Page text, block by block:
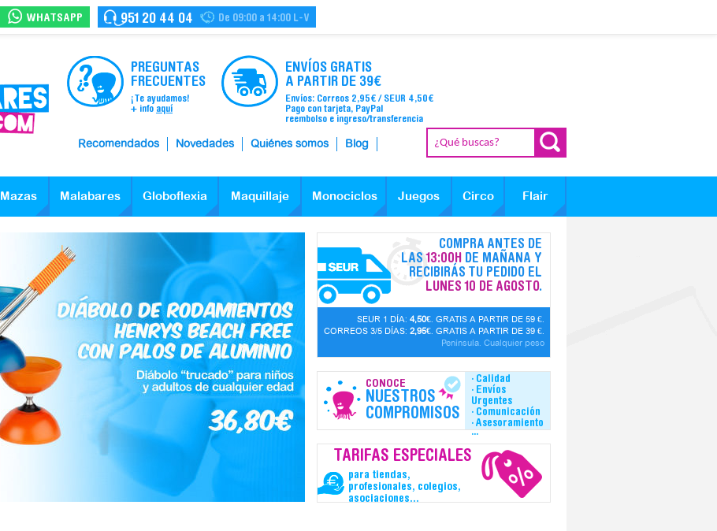
WHATSAPP 951 20 44 04 De 09:00 a 14:00 L-V
PREGUNTAS
FRECUENTES
¡Te ayudamos!
+ info aquí
ENVÍOS GRATIS
A PARTIR DE 39€
Envíos: Correos 2,95€ / SEUR 4,50€
Pago con tarjeta, PayPal
reembolso e ingreso/transferencia
Recomendados Novedades Quiénes somos Blog
Mazas Malabares Globoflexia Maquillaje Monociclos Juegos Circo Flair
COMPRA ANTES DE
LAS13:00H DE MAÑANA Y
RECIBIRÁS TU PEDIDO EL
LUNES 10 DE AGOSTO.
SEUR 1 DÍA: 4,50€ . GRATIS A PARTIR DE 59 €.
CORREOS 3/5 DÍAS: 2,95€ . GRATIS A PARTIR DE 39 €.
Península. Cualquier peso
CONOCE
NUESTROS
COMPROMISOS
· Calidad
· Envíos
Urgentes
· Comunicación
· Asesoramiento
···
TARIFAS ESPECIALES
para tiendas,
profesionales, colegios,
asociaciones...